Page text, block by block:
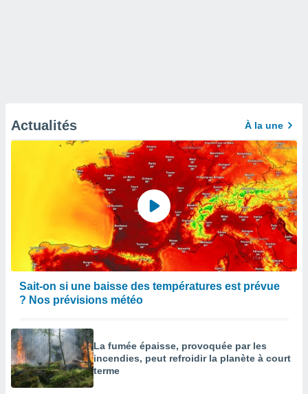
Actualités À la une
Sait-on si une baisse des températures est prévue
? Nos prévisions météo
La fumée épaisse, provoquée par les
incendies, peut refroidir la planète à court
terme